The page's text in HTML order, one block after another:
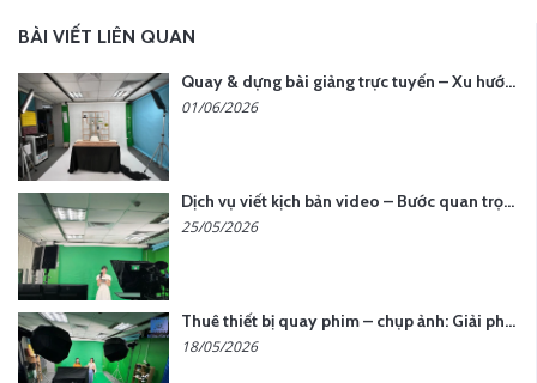
BÀI VIẾT LIÊN QUAN
Quay & dựng bài giảng trực tuyến – Xu hướng đào tạo thời đại số
01/06/2026
Dịch vụ viết kịch bản video – Bước quan trọng quyết định thành công nội dung
25/05/2026
Thuê thiết bị quay phim – chụp ảnh: Giải pháp tối ưu chi phí cho doanh nghiệp
18/05/2026